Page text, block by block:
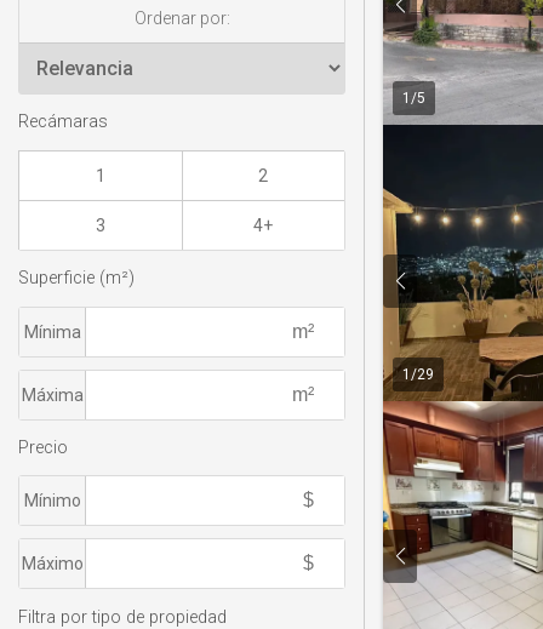
1 /5
1 /29
Ordenar por:
Recámaras
1 2
3 4+
Superficie (m²)
Mínima
Máxima
Precio
Mínimo
Máximo
Filtra por tipo de propiedad